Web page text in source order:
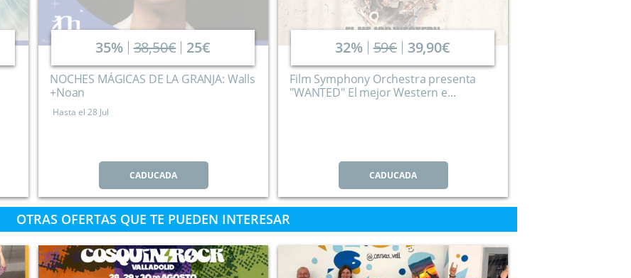
35% 38,50€ 25€
NOCHES MÁGICAS DE LA GRANJA: Walls
+Noan
Hasta el 28 Jul
CADUCADA
32% 59€ 39,90€
Film Symphony Orchestra presenta
"WANTED" El mejor Western e...
CADUCADA
OTRAS OFERTAS QUE TE PUEDEN INTERESAR